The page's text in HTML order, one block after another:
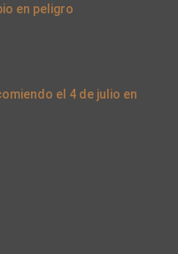
en peligro
el 4 de julio en